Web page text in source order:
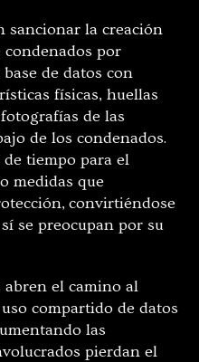
sancionar la creación
por
de datos con
físicas, huellas
de las
de los condenados.
tiempo para el
medidas que
convirtiéndose
se preocupan por su
abren el camino al
compartido de datos
las
​​pierdan el